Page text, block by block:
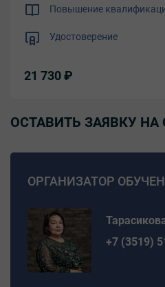
Повышение
Удостоверение
21 730 ₽
ОСТАВИТЬ ЗАЯВКУ НА
ОРГАНИЗАТОР
+7 (3519)